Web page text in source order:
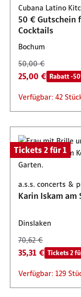
Verfügbar: 2
Cubana Latino
50 € Gutschein
Cocktails
Bochum
50,00 €
25,00 € Rabatt -
Verfügbar: 42
Tickets 2 für 1
a.s.s. concerts &
Karin Iskam am
Dinslaken
70,62 €
35,31 € Tickets 2
Verfügbar: 129